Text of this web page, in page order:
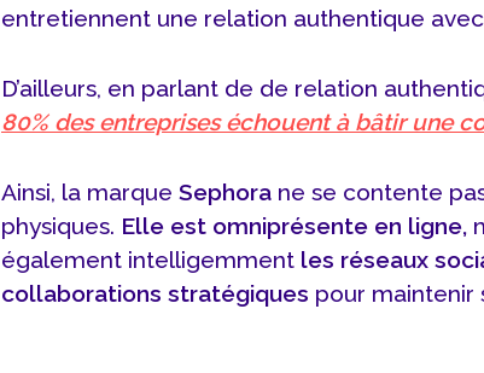
entretiennent une relation authentique
D’ailleurs, en parlant de de relation
80% des entreprises échouent à bâtir une
Ainsi, la marque Sephora ne se contente
physiques. Elle est omniprésente en ligne,
également intelligemment les réseaux
collaborations stratégiques pour maintenir